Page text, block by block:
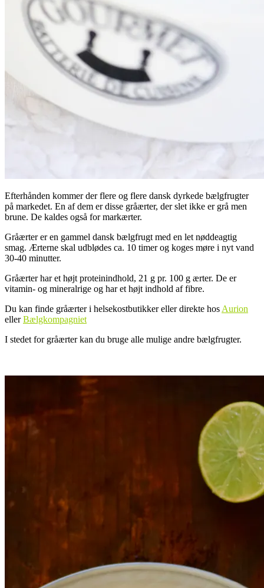
Efterhånden kommer der flere og flere dansk dyrkede bælgfrugter
på markedet. En af dem er disse gråærter, der slet ikke er grå men
brune. De kaldes også for markærter.
Gråærter er en gammel dansk bælgfrugt med en let nøddeagtig
smag. Ærterne skal udblødes ca. 10 timer og koges møre i nyt vand
30-40 minutter.
Gråærter har et højt proteinindhold, 21 g pr. 100 g ærter. De er
vitamin- og mineralrige og har et højt indhold af fibre.
Du kan finde gråærter i helsekostbutikker eller direkte hos Aurion
ellerBælgkompagniet
I stedet for gråærter kan du bruge alle mulige andre bælgfrugter.